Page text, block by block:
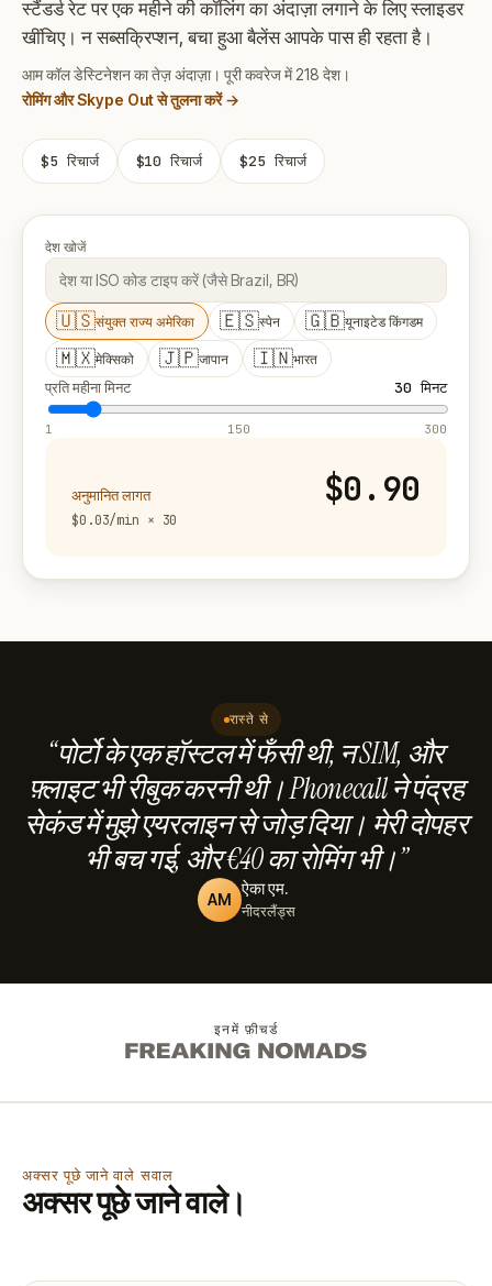
स्टैंडर्ड रेट पर एक महीने की कॉलिंग का अंदाज़ा लगाने के लिए स्लाइडर
खींचिए। न सब्सक्रिप्शन, बचा हुआ बैलेंस आपके पास ही रहता है।
आम कॉल डेस्टिनेशन का तेज़ अंदाज़ा। पूरी कवरेज में 218 देश।
रोमिंग और Skype Out से तुलना करें →
$5रिचार्ज $10रिचार्ज $25रिचार्ज
देश खोजें
🇺🇸संयुक्त राज्य अमेरिका 🇪🇸स्पेन 🇬🇧यूनाइटेड किंगडम
🇲🇽मेक्सिको 🇯🇵जापान 🇮🇳भारत
प्रति महीना मिनट 30मिनट
1 150 300
अनुमानित लागत
$0.03/min × 30
$0.90
रास्ते से
“पोर्टो के एक हॉस्टल में फँसी थी, न SIM, और
फ़्लाइट भी रीबुक करनी थी। Phonecall ने पंद्रह
सेकंड में मुझे एयरलाइन से जोड़ दिया। मेरी दोपहर
भी बच गई, और €40 का रोमिंग भी।”
AM
ऐका एम.
नीदरलैंड्स
इनमें फ़ीचर्ड
अक्सर पूछे जाने वाले सवाल
अक्सर पूछे जाने वाले।